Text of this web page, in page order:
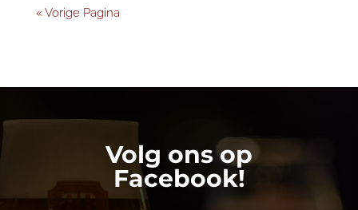
« Vorige Pagina
Volg ons op
Facebook!